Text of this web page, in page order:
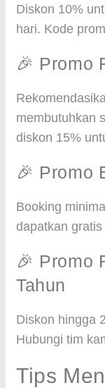
Diskon 10%
hari. Kode
🎉 Promo
membutuhkan
diskon 15%
🎉 Promo
Booking
dapatkan
🎉 Promo
Tahun
Diskon hingga
Hubungi tim
Tips